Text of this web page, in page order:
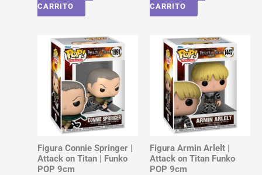
CARRITO
CARRITO
Figura Connie Springer |
Attack on Titan | Funko
POP 9cm
Figura Armin Arlelt |
Attack on Titan Funko
POP 9cm